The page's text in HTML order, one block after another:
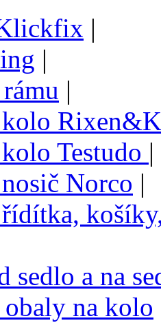
|
|
|
Testudo |
Norco |
sedlo a na
na kolo